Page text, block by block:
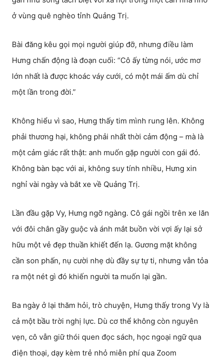
ở vùng quê nghèo tỉnh Quảng Trị.
Bài đăng kêu gọi mọi người giúp đỡ, nhưng điều làm
Hưng chấn động là đoạn cuối: “Cô ấy từng nói, ước mơ
lớn nhất là được khoác váy cưới, có một mái ấm dù chỉ
một lần trong đời.”
Không hiểu vì sao, Hưng thấy tim mình rung lên. Không
phải thương hại, không phải nhất thời cảm động – mà là
một cảm giác rất thật: anh muốn gặp người con gái đó.
Không bàn bạc với ai, không suy tính nhiều, Hưng xin
nghỉ vài ngày và bắt xe về Quảng Trị.
Lần đầu gặp Vy, Hưng ngỡ ngàng. Cô gái ngồi trên xe lăn
với đôi chân gầy guộc và ánh mắt buồn vời vợi ấy lại sở
hữu một vẻ đẹp thuần khiết đến lạ. Gương mặt không
cần son phấn, nụ cười nhẹ dù đầy sự tự ti, nhưng vẫn tỏa
ra một nét gì đó khiến người ta muốn lại gần.
Ba ngày ở lại thăm hỏi, trò chuyện, Hưng thấy trong Vy là
cả một bầu trời nghị lực. Dù cơ thể không còn nguyên
vẹn, cô vẫn giữ thói quen đọc sách, học ngoại ngữ qua
điện thoại, dạy kèm trẻ nhỏ miễn phí qua Zoom